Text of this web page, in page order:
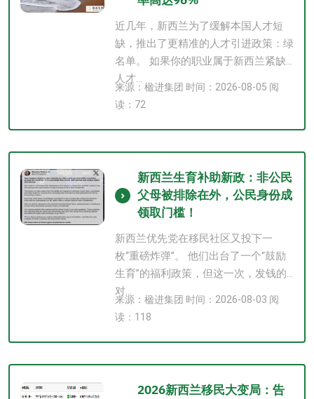
近几年，新西兰为了缓解本国人才短
缺，推出了更精准的人才引进政策：绿
名单。 如果你的职业属于新西兰紧缺
人才...
来源：楹进集团 时间：2026-08-05 阅
读：72
新西兰生育补助新政：非公民
父母被排除在外，公民身份成
领取门槛！
新西兰优先党在移民社区又投下一
枚“重磅炸弹”。 他们出台了一个“鼓励
生育”的福利政策，但这一次，发钱的
对...
来源：楹进集团 时间：2026-08-03 阅
读：118
2026新西兰移民大变局：告